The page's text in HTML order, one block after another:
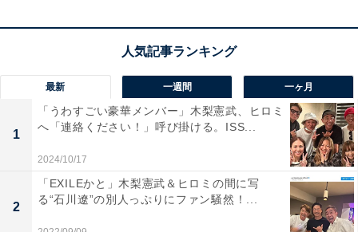
最新 一週間 一ヶ月
1
「うわすごい豪華メンバー」木梨憲武、ヒロミ
へ「連絡ください！」呼び掛ける。ISS...
2024/10/17
2
「EXILEかと」木梨憲武＆ヒロミの間に写
る“石川遼”の別人っぷりにファン騒然！...